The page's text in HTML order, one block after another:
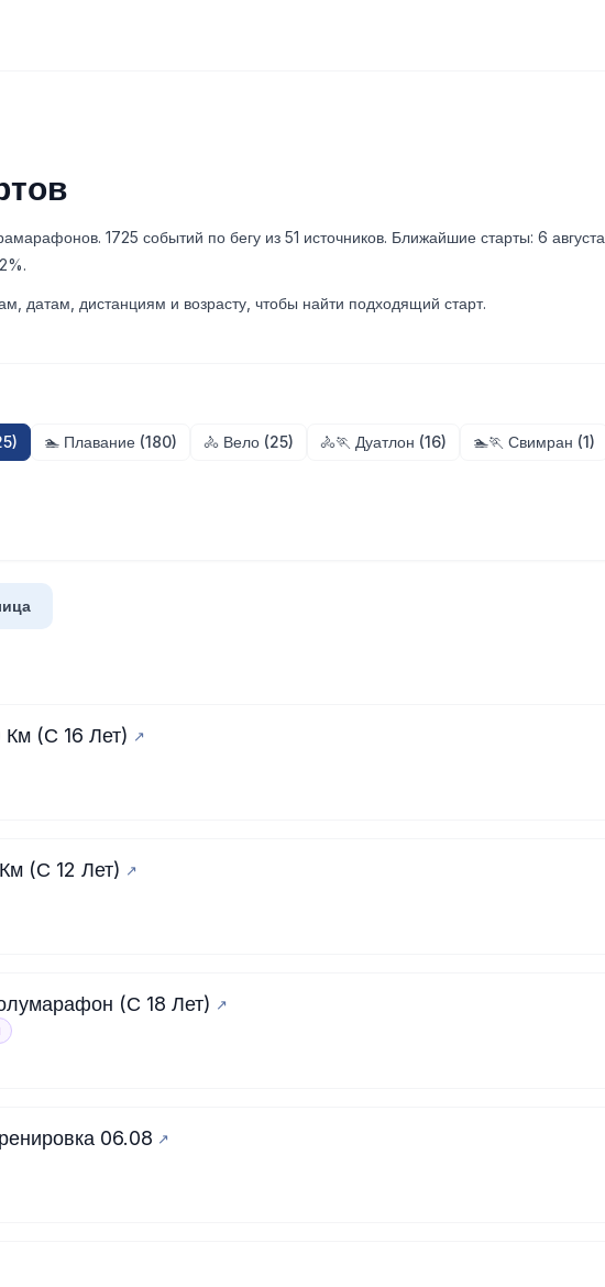
1725 событий по бегу из 51 источников. Ближайшие старты: 6 августа,
датам, дистанциям и возрасту, чтобы найти подходящий старт.
🏊 Плавание (180) 🚴 Вело (25) 🚴🏃 Дуатлон (16) 🏊🏃 Свимран (1)
Км (С 16 Лет)
(С 12 Лет)
(С 18 Лет)
06.08